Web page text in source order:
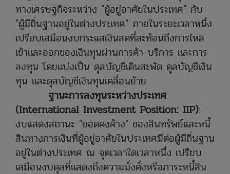
ทางเศรษฐกิจระหว่าง "ผู้อยู่อาศัยในประเทศ" กับ
"ผู้มีถิ่นฐานอยู่ในต่างประเทศ" ภายในระยะเวลาหนึ่ง
เปรียบเสมือนงบกระแสเงินสดที่สะท้อนถึงการไหล
เข้าและออกของเงินทุนผ่านการค้า บริการ และการ
ลงทุน โดยแบ่งเป็น ดุลบัญชีเดินสะพัด ดุลบัญชีเงิน
ทุน และดุลบัญชีเงินทุนเคลื่อนย้าย
ฐานะการลงทุนระหว่างประเทศ
(International Investment Position: IIP):
งบแสดงสถานะ "ยอดคงค้าง" ของสินทรัพย์และหนี้
สินทางการเงินที่ผู้อยู่อาศัยในประเทศมีต่อผู้มีถิ่นฐาน
อยู่ในต่างประเทศ ณ จุดเวลาใดเวลาหนึ่ง เปรียบ
เสมือนงบดุลที่แสดงถึงความมั่งคั่งหรือภาระหนี้สิน